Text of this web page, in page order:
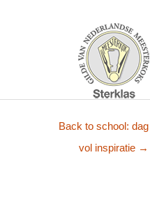
Back to school: dag
vol inspiratie →